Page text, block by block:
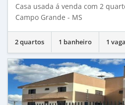
Casa usada á venda com 2
Campo Grande - MS
2 quartos 1 banheiro 1 vaga